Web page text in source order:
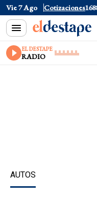
Vie 7 Ago Cotizaciones
$1577.3 Euro $1688.03
EL DESTAPE
RADIO
AUTOS